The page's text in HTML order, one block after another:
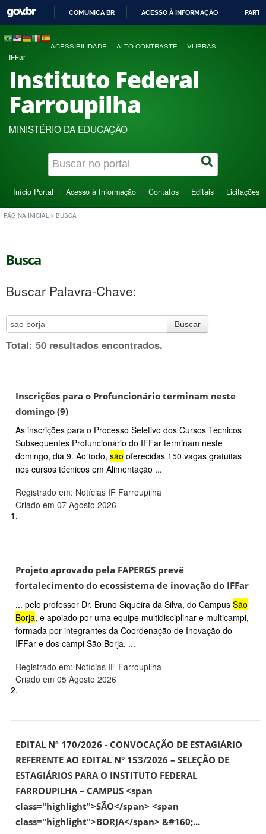
COMUNICA BR ACESSO À INFORMAÇÃO
ACESSIBILIDADE ALTO CONTRASTE VLIBRAS
IFFar
Instituto Federal
Farroupilha
MINISTÉRIO DA EDUCAÇÃO
Início Portal Acesso à Informação Contatos Editais Licitações
PÁGINA INICIAL > BUSCA
Busca
Buscar Palavra-Chave:
Buscar
Total: 50 resultados encontrados.
Inscrições para o Profuncionário terminam neste
domingo (9)
As inscrições para o Processo Seletivo dos Cursos Técnicos
Subsequentes Profuncionário do IFFar terminam neste
domingo, dia 9. Ao todo, são oferecidas 150 vagas gratuitas
nos cursos técnicos em Alimentação ...
Registrado em: Notícias IF Farroupilha
Criado em 07 Agosto 2026
1.
Projeto aprovado pela FAPERGS prevê
fortalecimento do ecossistema de inovação do IFFar
... pelo professor Dr. Bruno Siqueira da Silva, do Campus São
Borja, e apoiado por uma equipe multidisciplinar e multicampi,
formada por integrantes da Coordenação de Inovação do
IFFar e dos campi São Borja, ...
Registrado em: Notícias IF Farroupilha
Criado em 05 Agosto 2026
2.
EDITAL Nº 170/2026 - CONVOCAÇÃO DE ESTAGIÁRIO
REFERENTE AO EDITAL N° 153/2026 – SELEÇÃO DE
ESTAGIÁRIOS PARA O INSTITUTO FEDERAL
FARROUPILHA – CAMPUS <span
class="highlight">SÃO</span> <span
class="highlight">BORJA</span> &#160;...